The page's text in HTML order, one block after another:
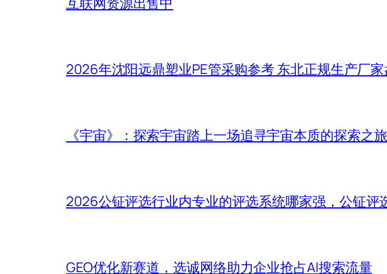
2026年沈阳远鼎塑业PE管采购参考 东北正规生产厂
《宇宙》：探索宇宙踏上一场追寻宇宙本质的探索之旅
2026公钲评选行业内专业的评选系统哪家强，公钲评
GEO优化新赛道，选诚网络助力企业抢占AI搜索流量